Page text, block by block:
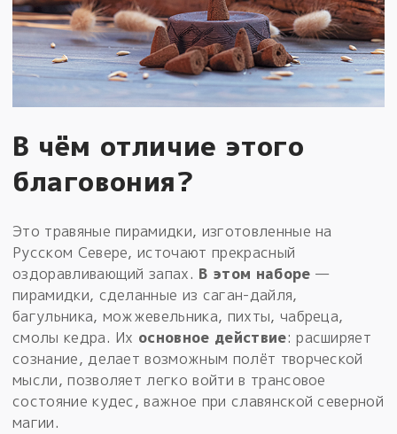
В чём отличие этого
благовония?
Это травяные пирамидки, изготовленные на
Русском Севере, источают прекрасный
оздоравливающий запах. В этом наборе —
пирамидки, сделанные из саган-дайля,
багульника, можжевельника, пихты, чабреца,
смолы кедра. Их основное действие: расширяет
сознание, делает возможным полёт творческой
мысли, позволяет легко войти в трансовое
состояние кудес, важное при славянской северной
магии.